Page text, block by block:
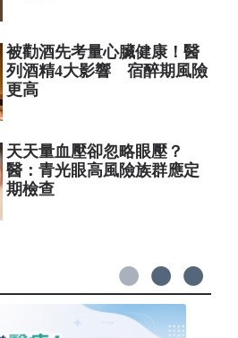
被勸酒先考量心臟健康！醫
列酒精4大影響 宿醉期風險
更高
天天量血壓卻忽略眼壓？
醫：青光眼高風險族群應定
期檢查